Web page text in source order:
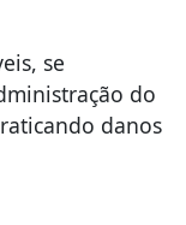
se
do
danos